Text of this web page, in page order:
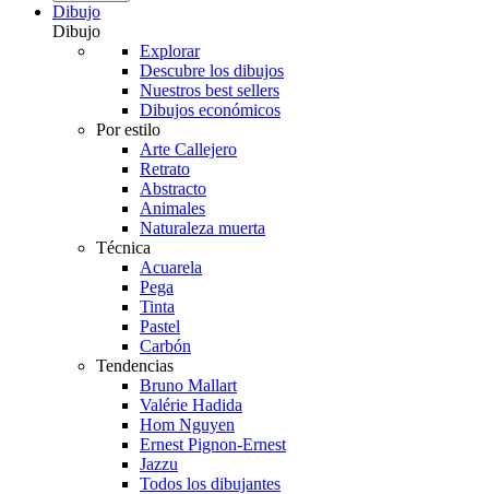
Dibujo
Dibujo
Explorar
Descubre los dibujos
Nuestros best sellers
Dibujos económicos
Por estilo
Arte Callejero
Retrato
Abstracto
Animales
Naturaleza muerta
Técnica
Acuarela
Pega
Tinta
Pastel
Carbón
Tendencias
Bruno Mallart
Valérie Hadida
Hom Nguyen
Ernest Pignon-Ernest
Jazzu
Todos los dibujantes